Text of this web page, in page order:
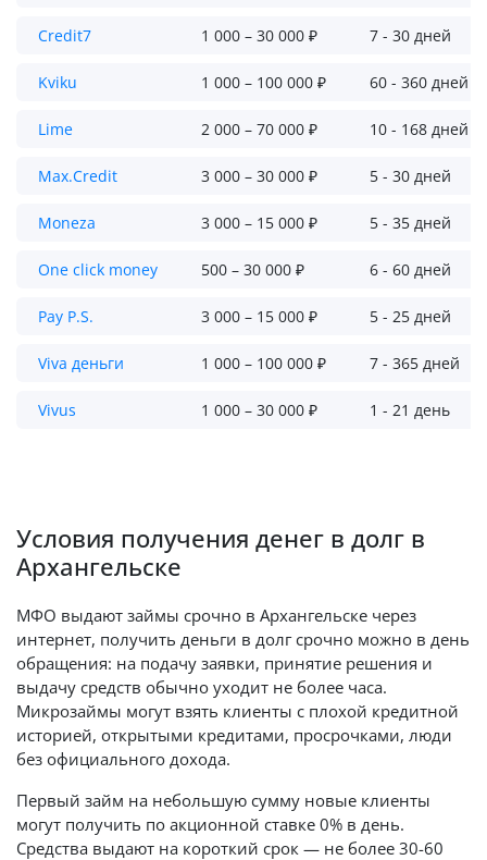
Credit7 1 000 – 30 000 ₽ 7 - 30 дней
Kviku 1 000 – 100 000 ₽ 60 - 360 дней
Lime 2 000 – 70 000 ₽ 10 - 168 дней
Max.Credit 3 000 – 30 000 ₽ 5 - 30 дней
Moneza 3 000 – 15 000 ₽ 5 - 35 дней
One click money 500 – 30 000 ₽ 6 - 60 дней
Pay P.S. 3 000 – 15 000 ₽ 5 - 25 дней
Viva деньги 1 000 – 100 000 ₽ 7 - 365 дней
Vivus 1 000 – 30 000 ₽ 1 - 21 день
Условия получения денег в долг в
Архангельске
МФО выдают займы срочно в Архангельске через
интернет, получить деньги в долг срочно можно в день
обращения: на подачу заявки, принятие решения и
выдачу средств обычно уходит не более часа.
Микрозаймы могут взять клиенты с плохой кредитной
историей, открытыми кредитами, просрочками, люди
без официального дохода.
Первый займ на небольшую сумму новые клиенты
могут получить по акционной ставке 0% в день.
Средства выдают на короткий срок — не более 30-60